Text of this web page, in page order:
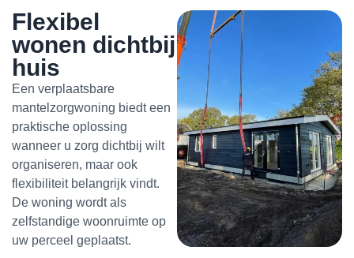
Flexibel
wonen dichtbij
huis
Een verplaatsbare
mantelzorgwoning biedt een
praktische oplossing
wanneer u zorg dichtbij wilt
organiseren, maar ook
flexibiliteit belangrijk vindt.
De woning wordt als
zelfstandige woonruimte op
uw perceel geplaatst.